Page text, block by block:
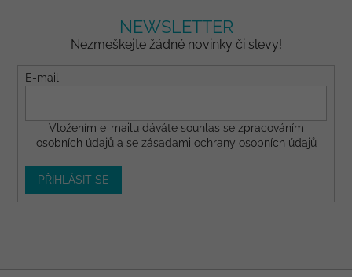
NEWSLETTER
Nezmeškejte žádné novinky či slevy!
E-mail
Vložením e-mailu dáváte souhlas se zpracováním
osobních údajů a se zásadami ochrany osobních údajů
PŘIHLÁSIT SE